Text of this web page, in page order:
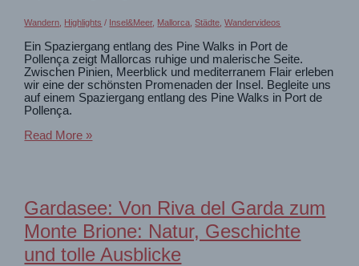
Wandern Highlights / Insel&Meer, Mallorca ,Städte ,Wandervideos
Ein Spaziergang entlang des Pine Walks in Port de
Pollença zeigt Mallorcas ruhige und malerische Seite.
Zwischen Pinien, Meerblick und mediterranem Flair erleben
wir eine der schönsten Promenaden der Insel. Begleite uns
auf einem Spaziergang entlang des Pine Walks in Port de
Pollença.
Port
Küstenpromenade.
Spaziergang
am
Pine
Walk
Read More »
Gardasee: Von Riva del Garda zum
Monte Brione: Natur, Geschichte
und tolle Ausblicke